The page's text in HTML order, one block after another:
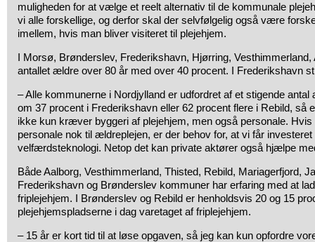
muligheden for at vælge et reelt alternativ til de kommunale
vi alle forskellige, og derfor skal der selvfølgelig også være
imellem, hvis man bliver visiteret til plejehjem.
I Morsø, Brønderslev, Frederikshavn, Hjørring,
antallet ældre over 80 år med over 40 procent. I Frederikshavn
– Alle kommunerne i Nordjylland er udfordret af et stigende
om 37 procent i Frederikshavn eller 62 procent flere i Rebild, så
ikke kun kræver byggeri af plejehjem, men også personale.
personale nok til ældreplejen, er der behov for, at vi får investeret
velfærdsteknologi. Netop det kan private aktører også hjælpe
Både Aalborg, Vesthimmerland, Thisted, Rebild, Mariagerfjord,
Frederikshavn og Brønderslev kommuner har erfaring med at
friplejehjem. I Brønderslev og Rebild er henholdsvis 20 og 15
plejehjemspladserne i dag varetaget af friplejehjem.
– 15 år er kort tid til at løse opgaven, så jeg kan kun opfordre